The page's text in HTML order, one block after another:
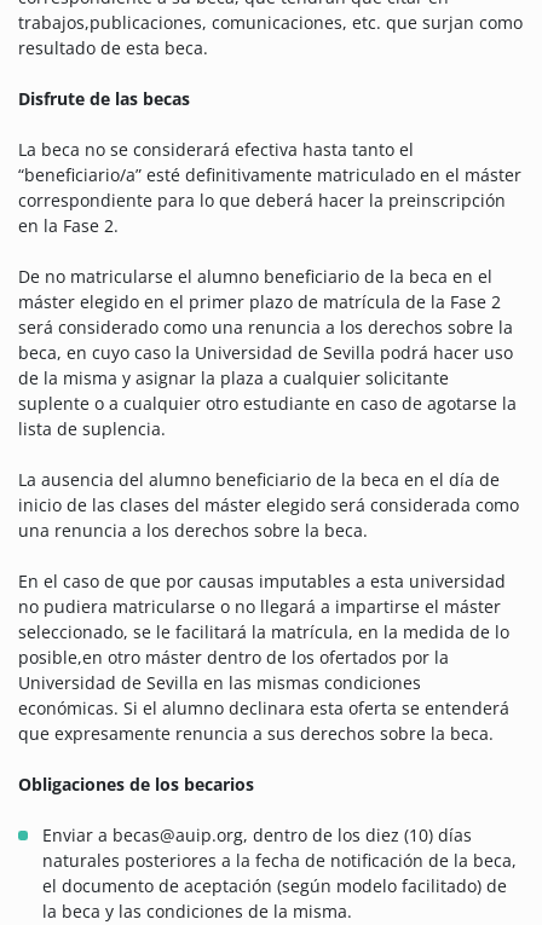
trabajos,publicaciones, comunicaciones, etc. que surjan como
resultado de esta beca.
Disfrute de las becas
La beca no se considerará efectiva hasta tanto el
“beneficiario/a” esté definitivamente matriculado en el máster
correspondiente para lo que deberá hacer la preinscripción
en la Fase 2.
De no matricularse el alumno beneficiario de la beca en el
máster elegido en el primer plazo de matrícula de la Fase 2
será considerado como una renuncia a los derechos sobre la
beca, en cuyo caso la Universidad de Sevilla podrá hacer uso
de la misma y asignar la plaza a cualquier solicitante
suplente o a cualquier otro estudiante en caso de agotarse la
lista de suplencia.
La ausencia del alumno beneficiario de la beca en el día de
inicio de las clases del máster elegido será considerada como
una renuncia a los derechos sobre la beca.
En el caso de que por causas imputables a esta universidad
no pudiera matricularse o no llegará a impartirse el máster
seleccionado, se le facilitará la matrícula, en la medida de lo
posible,en otro máster dentro de los ofertados por la
Universidad de Sevilla en las mismas condiciones
económicas. Si el alumno declinara esta oferta se entenderá
que expresamente renuncia a sus derechos sobre la beca.
Obligaciones de los becarios
Enviar a becas@auip.org, dentro de los diez (10) días
naturales posteriores a la fecha de notificación de la beca,
el documento de aceptación (según modelo facilitado) de
la beca y las condiciones de la misma.